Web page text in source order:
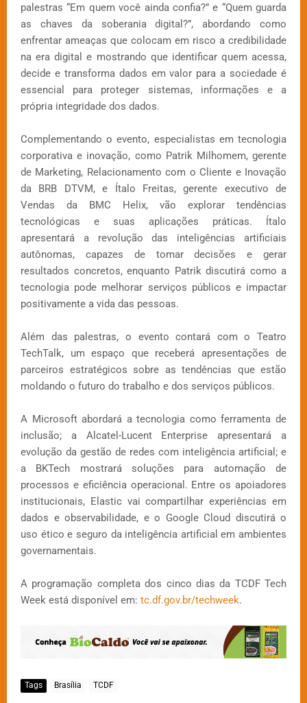
palestras “Em quem você ainda confia?” e “Quem guarda
as chaves da soberania digital?”, abordando como
enfrentar ameaças que colocam em risco a credibilidade
na era digital e mostrando que identificar quem acessa,
decide e transforma dados em valor para a sociedade é
essencial para proteger sistemas, informações e a
própria integridade dos dados.
Complementando o evento, especialistas em tecnologia
corporativa e inovação, como Patrik Milhomem, gerente
de Marketing, Relacionamento com o Cliente e Inovação
da BRB DTVM, e Ítalo Freitas, gerente executivo de
Vendas da BMC Helix, vão explorar tendências
tecnológicas e suas aplicações práticas. Ítalo
apresentará a revolução das inteligências artificiais
autônomas, capazes de tomar decisões e gerar
resultados concretos, enquanto Patrik discutirá como a
tecnologia pode melhorar serviços públicos e impactar
positivamente a vida das pessoas.
Além das palestras, o evento contará com o Teatro
TechTalk, um espaço que receberá apresentações de
parceiros estratégicos sobre as tendências que estão
moldando o futuro do trabalho e dos serviços públicos.
A Microsoft abordará a tecnologia como ferramenta de
inclusão; a Alcatel-Lucent Enterprise apresentará a
evolução da gestão de redes com inteligência artificial; e
a BKTech mostrará soluções para automação de
processos e eficiência operacional. Entre os apoiadores
institucionais, Elastic vai compartilhar experiências em
dados e observabilidade, e o Google Cloud discutirá o
uso ético e seguro da inteligência artificial em ambientes
governamentais.
A programação completa dos cinco dias da TCDF Tech
Week está disponível em: tc.df.gov.br/techweek.
Tags Brasília TCDF